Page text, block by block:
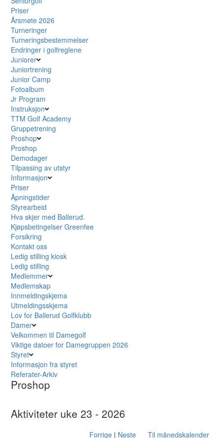
Priser
Årsmøte 2026
Turneringer
Turneringsbestemmelser
Endringer i golfreglene
Juniorer
Juniortrening
Junior Camp
Fotoalbum
Jr Program
Instruksjon
TTM Golf Academy
Gruppetrening
Proshop
Proshop
Demodager
Tilpassing av utstyr
Informasjon
Priser
Åpningstider
Styrearbeid
Hva skjer med Ballerud.
Kjøpsbetingelser Greenfee
Forsikring
Kontakt oss
Ledig stilling kiosk
Ledig stilling
Medlemmer
Medlemskap
Innmeldingskjema
Utmeldingsskjema
Lov for Ballerud Golfklubb
Damer
Velkommen til Damegolf
Viktige datoer for Damegruppen 2026
Styret
Informasjon fra styret
Referater-Arkiv
Proshop
Aktiviteter uke 23 - 2026
Forrige| Neste Til månedskalender